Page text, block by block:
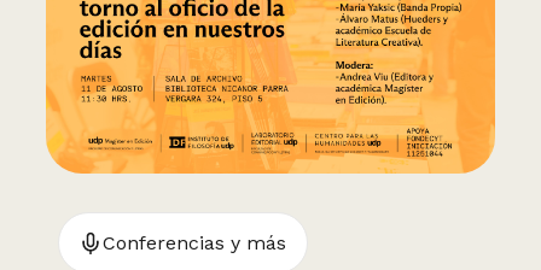
Conferencias y más